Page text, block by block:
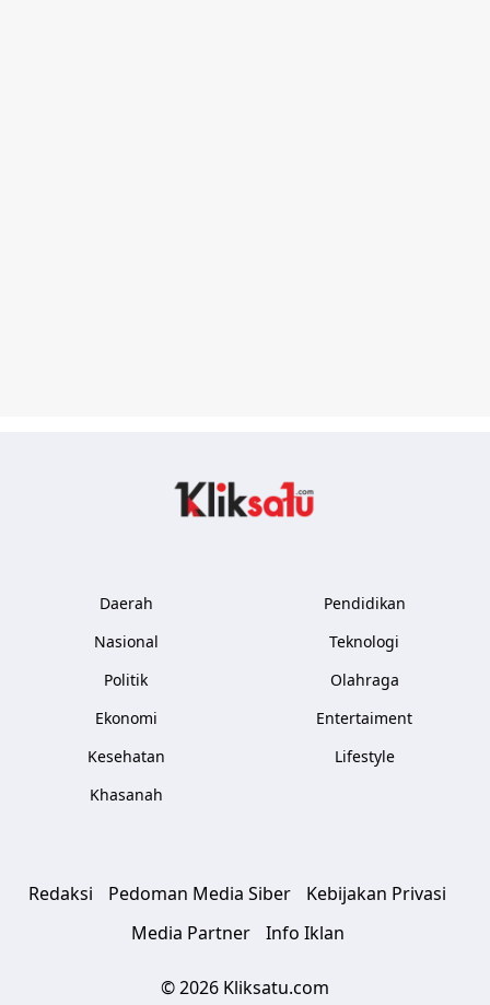
Daerah
Nasional
Politik
Ekonomi
Kesehatan
Khasanah
Pendidikan
Teknologi
Olahraga
Entertaiment
Lifestyle
Redaksi Pedoman Media Siber
Kebijakan Privasi
Media Partner
Info Iklan
© 2026 Kliksatu.com